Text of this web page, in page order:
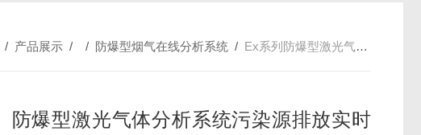
/ 产品展示 / / 防爆型烟气在线分析系统 / Ex系列防爆型激光气体分析系统污染源排放实时监测
防爆型激光气体分析系统污染源排放实时